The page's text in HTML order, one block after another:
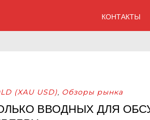
КОНТАКТЫ
(XAU USD), Обзоры рынка
ВВОДНЫХ ДЛЯ